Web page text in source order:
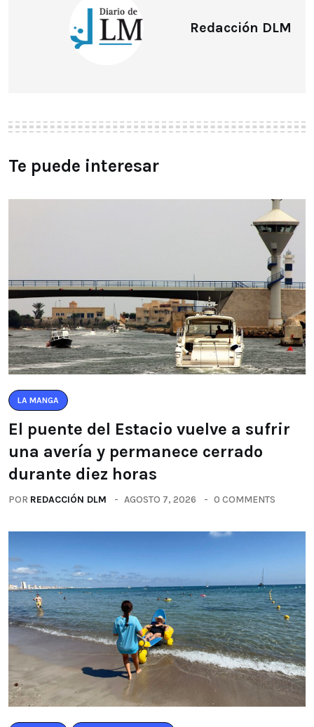
Redacción DLM
Te puede interesar
LA MANGA
El puente del Estacio vuelve a sufrir
una avería y permanece cerrado
durante diez horas
POR REDACCIÓN DLM AGOSTO 7, 2026 0 COMMENTS